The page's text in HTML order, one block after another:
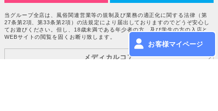
当グループ全店は、風俗関連営業等の規制及び業務の適正化に関する法律（第
27条第2項、第33条第2項）の法規定により届出しておりますのでどうぞ安心し
てお遊びください。但し、18歳未満である年少者の方、及び学生の方の入店と
WEBサイトの閲覧を固くお断り致します。
メディカルコア
お客様マイページ